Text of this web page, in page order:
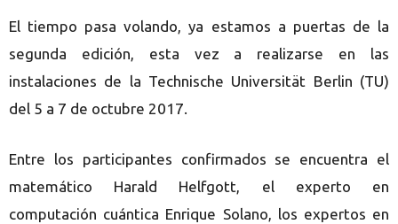
El tiempo pasa volando, ya estamos a puertas de la
segunda edición, esta vez a realizarse en las
instalaciones de la Technische Universität Berlin (TU)
del 5 a 7 de octubre 2017.
Entre los participantes confirmados se encuentra el
matemático Harald Helfgott, el experto en
computación cuántica Enrique Solano, los expertos en